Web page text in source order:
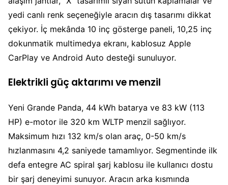
yedi canlı renk seçeneğiyle aracın dış tasarımı dikkat
çekiyor. İç mekânda 10 inç gösterge paneli, 10,25 inç
dokunmatik multimedya ekranı, kablosuz Apple
CarPlay ve Android Auto desteği sunuluyor.
Elektrikli güç aktarımı ve menzil
Yeni Grande Panda, 44 kWh batarya ve 83 kW (113
HP) e-motor ile 320 km WLTP menzil sağlıyor.
Maksimum hızı 132 km/s olan araç, 0-50 km/s
hızlanmasını 4,2 saniyede tamamlıyor. Segmentinde ilk
defa entegre AC spiral şarj kablosu ile kullanıcı dostu
bir şarj deneyimi sunuyor. Aracın arka kısmında